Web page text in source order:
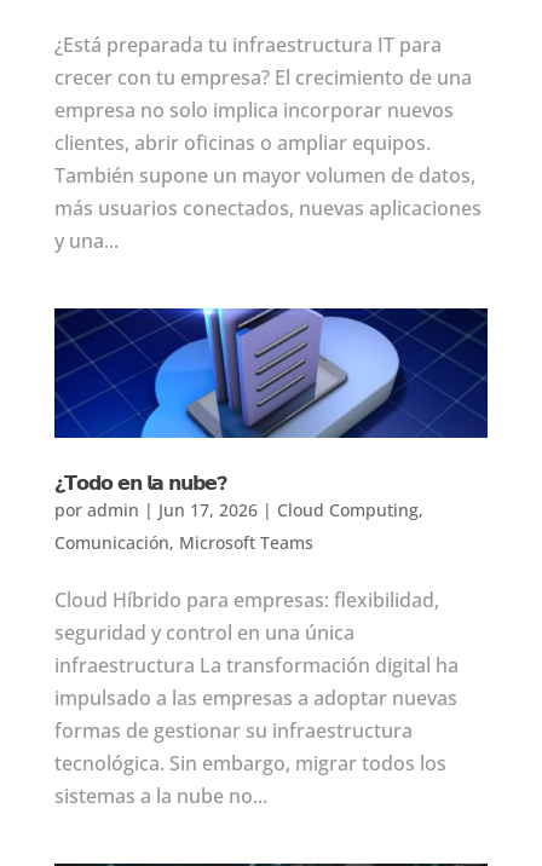
¿Está preparada tu infraestructura IT para
crecer con tu empresa? El crecimiento de una
empresa no solo implica incorporar nuevos
clientes, abrir oficinas o ampliar equipos.
También supone un mayor volumen de datos,
más usuarios conectados, nuevas aplicaciones
y una...
¿𝗧𝗼𝗱𝗼 𝗲𝗻 𝗹𝗮 𝗻𝘂𝗯𝗲?
por admin | Jun 17, 2026| Cloud Computing,
Comunicación, Microsoft Teams
Cloud Híbrido para empresas: flexibilidad,
seguridad y control en una única
infraestructura La transformación digital ha
impulsado a las empresas a adoptar nuevas
formas de gestionar su infraestructura
tecnológica. Sin embargo, migrar todos los
sistemas a la nube no...